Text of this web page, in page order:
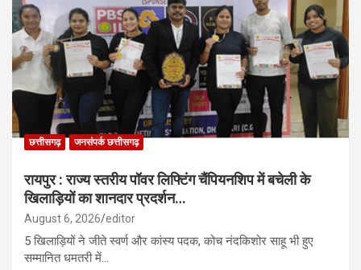
छत्तीसगढ़ जनसंपर्क छत्तीसगढ़
रायपुर : राज्य स्तरीय पॉवर लिफ्टिंग चैंपियनशिप में बचेली के
खिलाड़ियों का शानदार प्रदर्शन…
August 6, 2026 editor
5 खिलाड़ियों ने जीते स्वर्ण और कांस्य पदक, कोच नंदकिशोर साहू भी हुए
सम्मानित धमतरी में…